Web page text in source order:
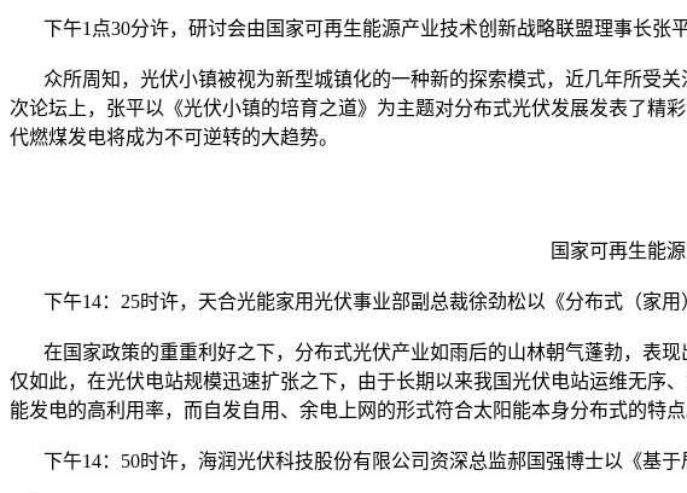
下午1点30分许，研讨会由国家可再生能源产业技术创新战略联盟理事长张
众所周知，光伏小镇被视为新型城镇化的一种新的探索模式，近几年所受关
次论坛上，张平以《光伏小镇的培育之道》为主题对分布式光伏发展发表了精
代燃煤发电将成为不可逆转的大趋势。
国家可再生能
下午14：25时许，天合光能家用光伏事业部副总裁徐劲松以《分布式（家用
在国家政策的重重利好之下，分布式光伏产业如雨后的山林朝气蓬勃，表现
仅如此，在光伏电站规模迅速扩张之下，由于长期以来我国光伏电站运维无序
能发电的高利用率，而自发自用、余电上网的形式符合太阳能本身分布式的特
下午14：50时许，海润光伏科技股份有限公司资深总监郝国强博士以《基于